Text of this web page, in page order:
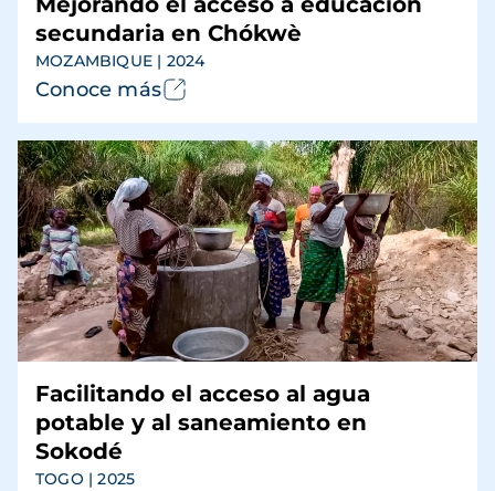
secundaria en Chókwè
MOZAMBIQUE | 2024
Conoce más
Facilitando el acceso al agua
potable y al saneamiento en
Sokodé
TOGO | 2025